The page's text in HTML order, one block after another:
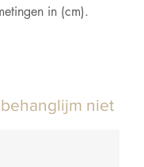
in (cm).
niet